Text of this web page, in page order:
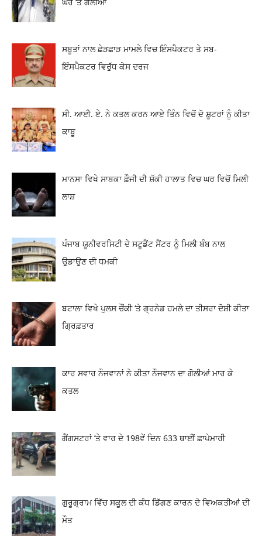
ਸਬੂਤਾਂ ਨਾਲ ਛੇੜਛਾੜ ਮਾਮਲੇ ਵਿਚ ਇੰਸਪੈਕਟਰ ਤੇ ਸਬ-
ਇੰਸਪੈਕਟਰ ਵਿਰੁੱਧ ਕੇਸ ਦਰਜ
ਸੀ. ਆਈ. ਏ. ਨੇ ਕਤਲ ਕਰਨ ਆਏ ਤਿੰਨ ਵਿਚੋਂ ਦੋ ਸ਼ੂਟਰਾਂ ਨੂੰ ਕੀਤਾ
ਕਾਬੂ
ਮਾਨਸਾ ਵਿਖੇ ਸਾਬਕਾ ਫ਼ੌਜੀ ਦੀ ਸ਼ੱਕੀ ਹਾਲਾਤ ਵਿਚ ਘਰ ਵਿਚੋਂ ਮਿਲੀ
ਲਾਸ਼
ਪੰਜਾਬ ਯੂਨੀਵਰਸਿਟੀ ਦੇ ਸਟੂਡੈਂਟ ਸੈਂਟਰ ਨੂੰ ਮਿਲੀ ਬੰਬ ਨਾਲ
ਉਡਾਉਣ ਦੀ ਧਮਕੀ
ਬਟਾਲਾ ਵਿਖੇ ਪੁਲਸ ਚੌਂਕੀ ‘ਤੇ ਗ੍ਰਨੇਡ ਹਮਲੇ ਦਾ ਤੀਸਰਾ ਦੋਸ਼ੀ ਕੀਤਾ
ਗ੍ਰਿਫ਼ਤਾਰ
ਕਾਰ ਸਵਾਰ ਨੌਜਵਾਨਾਂ ਨੇ ਕੀਤਾ ਨੌਜਵਾਨ ਦਾ ਗੋਲੀਆਂ ਮਾਰ ਕੇ
ਕਤਲ
ਗੈਂਗਸਟਰਾਂ ’ਤੇ ਵਾਰ ਦੇ 198ਵੇਂ ਦਿਨ 633 ਥਾਈਂ ਛਾਪੇਮਾਰੀ
ਗੁਰੂਗ੍ਰਾਮ ਵਿੱਚ ਸਕੂਲ ਦੀ ਕੰਧ ਡਿੱਗਣ ਕਾਰਨ ਦੋ ਵਿਅਕਤੀਆਂ ਦੀ
ਮੌਤ